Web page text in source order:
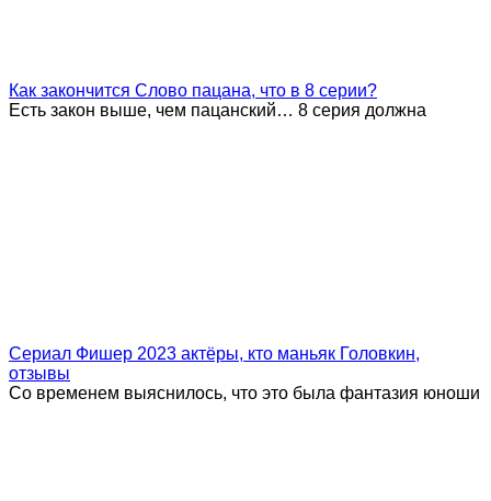
Как закончится Слово пацана, что в 8 серии?
Есть закон выше, чем пацанский… 8 серия должна
Сериал Фишер 2023 актёры, кто маньяк Головкин,
отзывы
Со временем выяснилось, что это была фантазия юноши